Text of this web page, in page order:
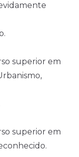
superior em
superior em